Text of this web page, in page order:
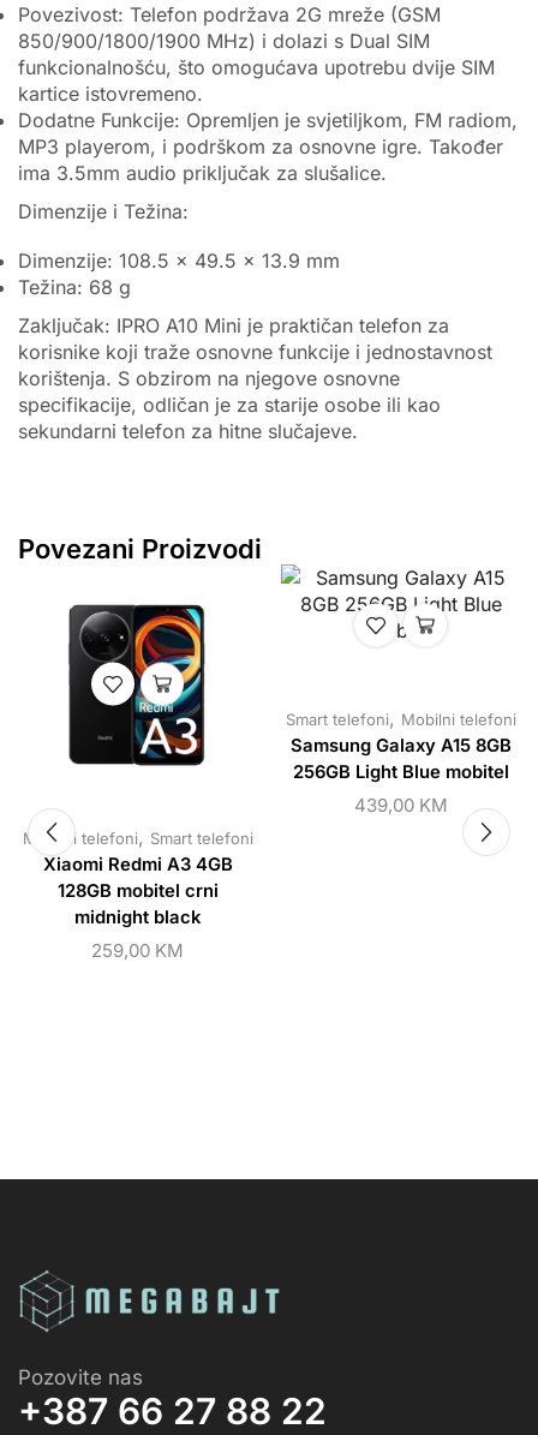
Povezivost: Telefon podržava 2G mreže (GSM
850/900/1800/1900 MHz) i dolazi s Dual SIM
funkcionalnošću, što omogućava upotrebu dvije SIM
kartice istovremeno.
Dodatne Funkcije: Opremljen je svjetiljkom, FM radiom,
MP3 playerom, i podrškom za osnovne igre. Također
ima 3.5mm audio priključak za slušalice.
Dimenzije i Težina:
Dimenzije: 108.5 x 49.5 x 13.9 mm
Težina: 68 g
Zaključak: IPRO A10 Mini je praktičan telefon za
korisnike koji traže osnovne funkcije i jednostavnost
korištenja. S obzirom na njegove osnovne
specifikacije, odličan je za starije osobe ili kao
sekundarni telefon za hitne slučajeve.
Povezani Proizvodi
Mobilni telefoni, Smart telefoni
Xiaomi Redmi A3 4GB
128GB mobitel crni
midnight black
259,00 KM
Smart telefoni, Mobilni telefoni
Samsung Galaxy A15 8GB
256GB Light Blue mobitel
439,00 KM
Pozovite nas
+387 66 27 88 22